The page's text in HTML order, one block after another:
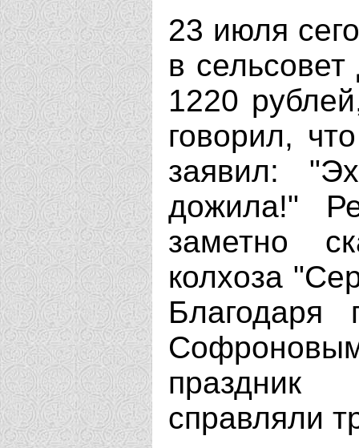
23 июля
в
1220
говорил,
заявил:
дожила!"
заметно
колхоза
Благодаря
праздник
справляли